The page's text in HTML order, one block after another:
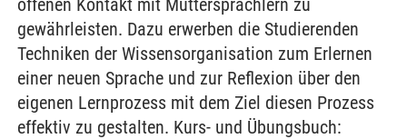
offenen Kontakt mit Muttersprachlern zu
gewährleisten. Dazu erwerben die Studierenden
Techniken der Wissensorganisation zum Erlernen
einer neuen Sprache und zur Reflexion über den
eigenen Lernprozess mit dem Ziel diesen Prozess
effektiv zu gestalten. Kurs- und Übungsbuch: